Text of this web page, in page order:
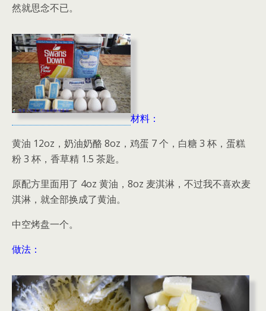
然就思念不已。
材料：
黄油 12oz，奶油奶酪 8oz，鸡蛋 7 个，白糖 3 杯，蛋糕
粉 3 杯，香草精 1.5 茶匙。
原配方里面用了 4oz 黄油，8oz 麦淇淋，不过我不喜欢麦
淇淋，就全部换成了黄油。
中空烤盘一个。
做法：